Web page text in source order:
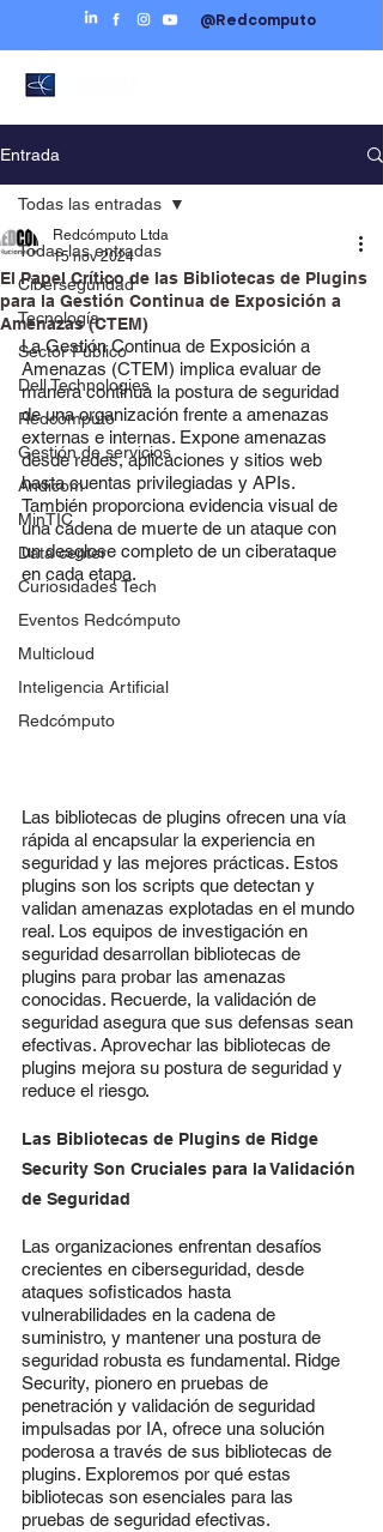
@Redcomputo
Entrada
Todas las entradas
Ciberseguridad
Tecnología
Sector Público
Dell Technologies
Redcómputo
Gestión de servicios
Andicom
MinTIC
Data center
Curiosidades Tech
Eventos Redcómputo
Multicloud
Inteligencia Artificial
Redcómputo
Todas las entradas
El Papel Crítico de las Bibliotecas de Plugins
para la Gestión Continua de Exposición a
Amenazas (CTEM)
Redcómputo Ltda
15 nov 2024
La Gestión Continua de Exposición a
Amenazas (CTEM) implica evaluar de
manera continua la postura de seguridad
de una organización frente a amenazas
externas e internas. Expone amenazas
desde redes, aplicaciones y sitios web
hasta cuentas privilegiadas y APIs.
También proporciona evidencia visual de
una cadena de muerte de un ataque con
un desglose completo de un ciberataque
en cada etapa.
Las bibliotecas de plugins ofrecen una vía
rápida al encapsular la experiencia en
seguridad y las mejores prácticas. Estos
plugins son los scripts que detectan y
validan amenazas explotadas en el mundo
real. Los equipos de investigación en
seguridad desarrollan bibliotecas de
plugins para probar las amenazas
conocidas. Recuerde, la validación de
seguridad asegura que sus defensas sean
efectivas. Aprovechar las bibliotecas de
plugins mejora su postura de seguridad y
reduce el riesgo.
Las Bibliotecas de Plugins de Ridge
Security Son Cruciales para la Validación
de Seguridad
Las organizaciones enfrentan desafíos
crecientes en ciberseguridad, desde
ataques sofisticados hasta
vulnerabilidades en la cadena de
suministro, y mantener una postura de
seguridad robusta es fundamental. Ridge
Security, pionero en pruebas de
penetración y validación de seguridad
impulsadas por IA, ofrece una solución
poderosa a través de sus bibliotecas de
plugins. Exploremos por qué estas
bibliotecas son esenciales para las
pruebas de seguridad efectivas.